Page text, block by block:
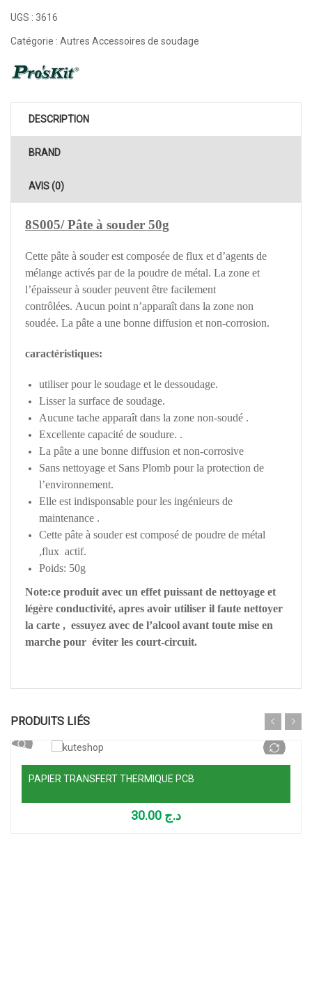
UGS : 3616
Catégorie : Autres Accessoires de soudage
DESCRIPTION
BRAND
AVIS (0)
8S005/ Pâte à souder 50g
Cette pâte à souder est composée de flux et d’agents de
mélange activés par de la poudre de métal. La zone et
l’épaisseur à souder peuvent être facilement
contrôlées. Aucun point n’apparaît dans la zone non
soudée. La pâte a une bonne diffusion et non-corrosion.
caractéristiques:
utiliser pour le soudage et le dessoudage.
Lisser la surface de soudage.
Aucune tache apparaît dans la zone non-soudé .
Excellente capacité de soudure. .
La pâte a une bonne diffusion et non-corrosive
Sans nettoyage et Sans Plomb pour la protection de
l’environnement.
Elle est indisponsable pour les ingénieurs de
maintenance .
Cette pâte à souder est composé de poudre de métal
,flux actif.
Poids: 50g
Note:ce produit avec un effet puissant de nettoyage et
légère conductivité, apres avoir utiliser il faute nettoyer
la carte , essuyez avec de l’alcool avant toute mise en
marche pour éviter les court-circuit.
PRODUITS LIÉS
PAPIER TRANSFERT THERMIQUE PCB
د.ج